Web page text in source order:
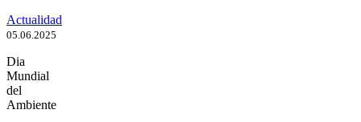
Actualidad
05.06.2025
Dia
Mundial
del
Ambiente